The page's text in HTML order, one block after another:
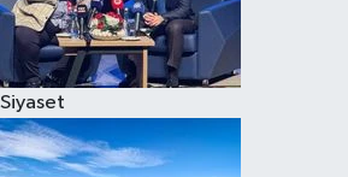
Siyaset
Spor
Çocuk